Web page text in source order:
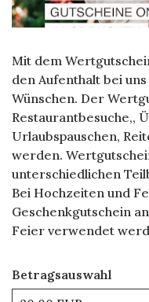
Mit dem
den Aufenthalt bei
Wünschen. Der
Restaurantbesuche,,
Urlaubspauschen,
werden.
unterschiedlichen
Bei Hochzeiten und
Geschenkgutschein
Feier verwendet
Betragsauswahl